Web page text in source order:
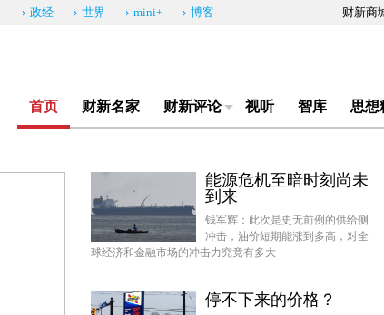
财新商
政经 世界 mini+ 博客
首页 财新名家 财新评论 视听 智库 思想
能源危机至暗时刻尚未
到来
钱军辉：此次是史无前例的供给侧
冲击，油价短期能涨到多高，对全
球经济和金融市场的冲击力究竟有多大
停不下来的价格？